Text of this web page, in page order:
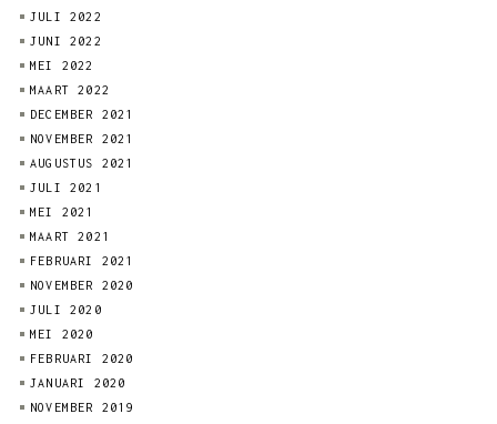
JULI 2022
JUNI 2022
MEI 2022
MAART 2022
DECEMBER 2021
NOVEMBER 2021
AUGUSTUS 2021
JULI 2021
MEI 2021
MAART 2021
FEBRUARI 2021
NOVEMBER 2020
JULI 2020
MEI 2020
FEBRUARI 2020
JANUARI 2020
NOVEMBER 2019